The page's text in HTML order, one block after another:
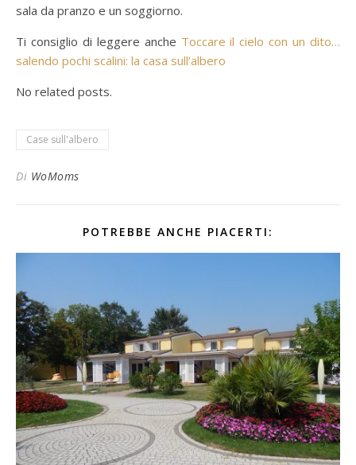
sala da pranzo e un soggiorno.
Ti consiglio di leggere anche Toccare il cielo con un dito…
salendo pochi scalini: la casa sull’albero
No related posts.
Case sull'albero
Di WoMoms
POTREBBE ANCHE PIACERTI: